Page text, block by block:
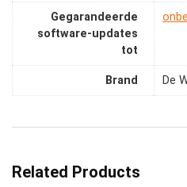
Gegarandeerde
software-updates
tot
Brand De
Related Products